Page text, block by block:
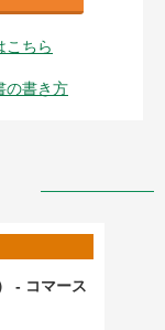
こちら
の書き方
- コマース